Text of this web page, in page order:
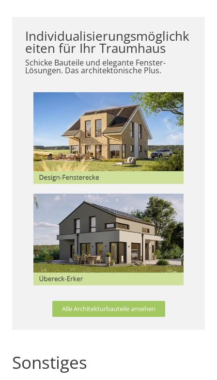
Individualisierungsmöglichk
eiten für Ihr Traumhaus
Schicke Bauteile und elegante Fenster-
Lösungen. Das architektonische Plus.
Alle Architekturbauteile ansehen
Sonstiges